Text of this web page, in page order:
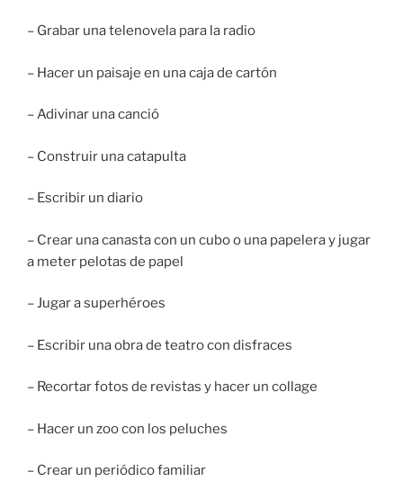
– Grabar una telenovela para la radio
– Hacer un paisaje en una caja de cartón
– Adivinar una canció
– Construir una catapulta
– Escribir un diario
– Crear una canasta con un cubo o una papelera y jugar
a meter pelotas de papel
– Jugar a superhéroes
– Escribir una obra de teatro con disfraces
– Recortar fotos de revistas y hacer un collage
– Hacer un zoo con los peluches
– Crear un periódico familiar